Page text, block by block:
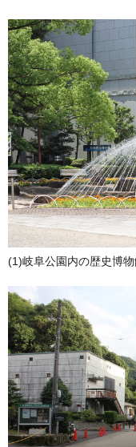
(1)岐阜公園内の歴史博